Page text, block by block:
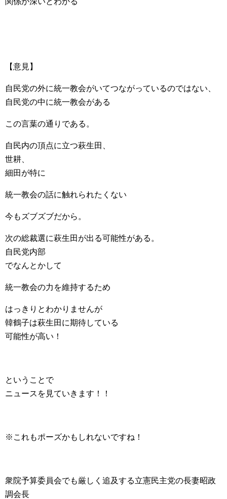
【意見】
自民党の外に統一教会がいてつながっているのではない、
自民党の中に統一教会がある
この言葉の通りである。
自民内の頂点に立つ萩生田、
世耕、
細田が特に
統一教会の話に触れられたくない
今もズブズブだから。
次の総裁選に萩生田が出る可能性がある。
自民党内部
でなんとかして
統一教会の力を維持するため
はっきりとわかりませんが
韓鶴子は萩生田に期待している
可能性が高い！
ということで
ニュースを見ていきます！！
※これもポーズかもしれないですね！
衆院予算委員会でも厳しく追及する立憲民主党の長妻昭政
調会長